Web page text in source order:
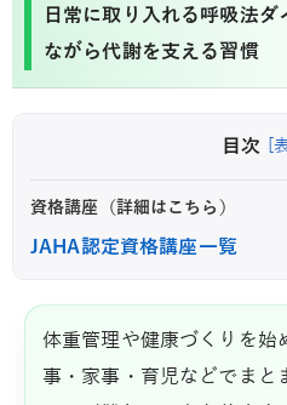
日常に取り入れる呼吸法
ながら代謝を支える習慣
目次 [
資格講座（詳細はこちら）
JAHA認定資格講座一覧
体重管理や健康づくりを始
事・家事・育児などでまと